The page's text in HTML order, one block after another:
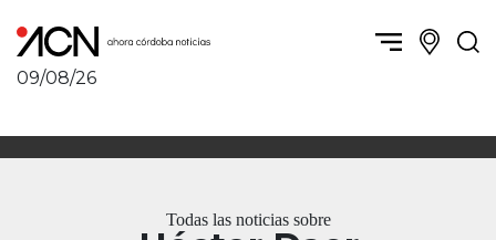
09/08/26
Política y Economía
Córdoba obrera
Córdoba, la Docta
Córdoba, la ciudad
Villa María y zona
Todas las noticias sobre